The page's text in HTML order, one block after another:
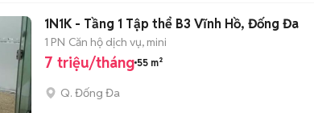
1N1K - Tầng 1 Tập thể B3 Vĩnh Hồ, Đống Đa
1 PN Căn hộ dịch vụ, mini
7 triệu/tháng 55 m²
Q. Đống Đa